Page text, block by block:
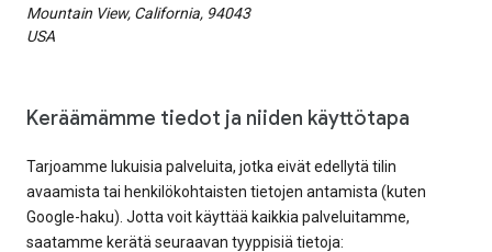
Mountain View, California, 94043
USA
Keräämämme tiedot ja niiden käyttötapa
Tarjoamme lukuisia palveluita, jotka eivät edellytä tilin
avaamista tai henkilökohtaisten tietojen antamista (kuten
Google-haku). Jotta voit käyttää kaikkia palveluitamme,
saatamme kerätä seuraavan tyyppisiä tietoja: